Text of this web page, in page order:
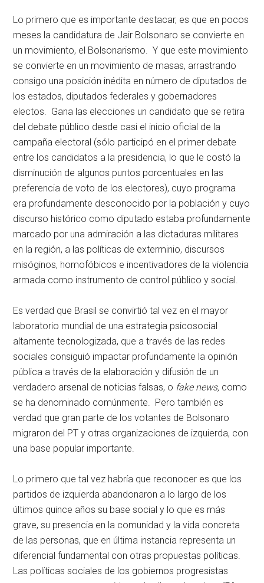
Lo primero que es importante destacar, es que en pocos
meses la candidatura de Jair Bolsonaro se convierte en
un movimiento, el Bolsonarismo. Y que este movimiento
se convierte en un movimiento de masas, arrastrando
consigo una posición inédita en número de diputados de
los estados, diputados federales y gobernadores
electos. Gana las elecciones un candidato que se retira
del debate público desde casi el inicio oficial de la
campaña electoral (sólo participó en el primer debate
entre los candidatos a la presidencia, lo que le costó la
disminución de algunos puntos porcentuales en las
preferencia de voto de los electores), cuyo programa
era profundamente desconocido por la población y cuyo
discurso histórico como diputado estaba profundamente
marcado por una admiración a las dictaduras militares
en la región, a las políticas de exterminio, discursos
misóginos, homofóbicos e incentivadores de la violencia
armada como instrumento de control público y social.
Es verdad que Brasil se convirtió tal vez en el mayor
laboratorio mundial de una estrategia psicosocial
altamente tecnologizada, que a través de las redes
sociales consiguió impactar profundamente la opinión
pública a través de la elaboración y difusión de un
verdadero arsenal de noticias falsas, o fake news, como
se ha denominado comúnmente. Pero también es
verdad que gran parte de los votantes de Bolsonaro
migraron del PT y otras organizaciones de izquierda, con
una base popular importante.
Lo primero que tal vez habría que reconocer es que los
partidos de izquierda abandonaron a lo largo de los
últimos quince años su base social y lo que es más
grave, su presencia en la comunidad y la vida concreta
de las personas, que en última instancia representa un
diferencial fundamental con otras propuestas políticas.
Las políticas sociales de los gobiernos progresistas